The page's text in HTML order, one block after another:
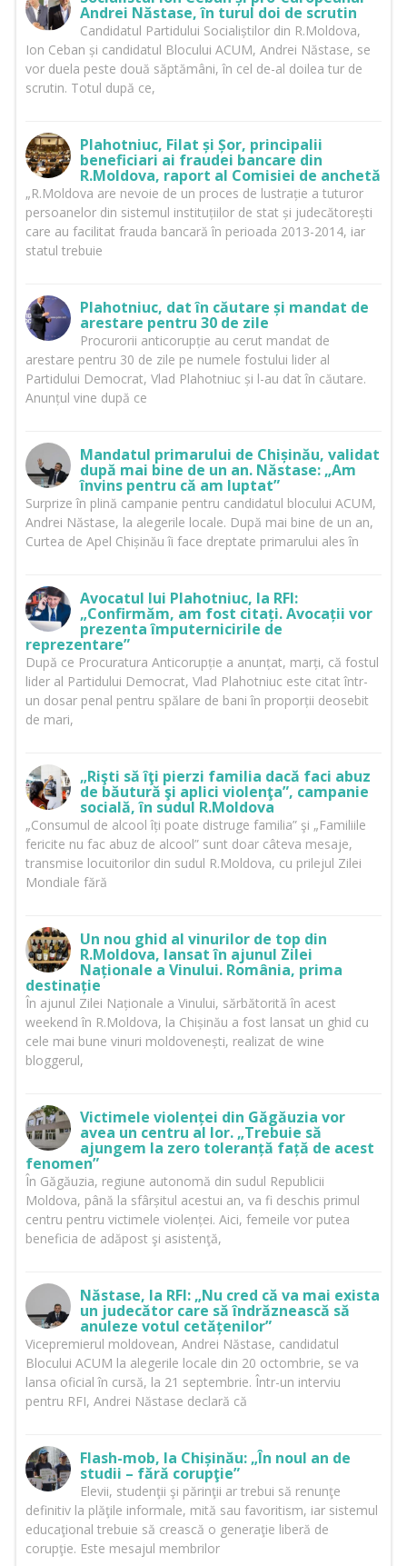
Andrei Năstase, în turul doi de scrutin
Candidatul Partidului Socialiștilor din R.Moldova,
Ion Ceban și candidatul Blocului ACUM, Andrei Năstase, se
vor duela peste două săptămâni, în cel de-al doilea tur de
scrutin. Totul după ce,
Plahotniuc, Filat și Șor, principalii
beneficiari ai fraudei bancare din
R.Moldova, raport al Comisiei de anchetă
„R.Moldova are nevoie de un proces de lustrație a tuturor
persoanelor din sistemul instituțiilor de stat și judecătorești
care au facilitat frauda bancară în perioada 2013-2014, iar
statul trebuie
Plahotniuc, dat în căutare și mandat de
arestare pentru 30 de zile
Procurorii anticorupție au cerut mandat de
arestare pentru 30 de zile pe numele fostului lider al
Partidului Democrat, Vlad Plahotniuc și l-au dat în căutare.
Anunțul vine după ce
Mandatul primarului de Chișinău, validat
după mai bine de un an. Năstase: „Am
învins pentru că am luptat”
Surprize în plină campanie pentru candidatul blocului ACUM,
Andrei Năstase, la alegerile locale. După mai bine de un an,
Curtea de Apel Chișinău îi face dreptate primarului ales în
Avocatul lui Plahotniuc, la RFI:
„Confirmăm, am fost citați. Avocații vor
prezenta împuternicirile de
reprezentare”
După ce Procuratura Anticorupție a anunțat, marți, că fostul
lider al Partidului Democrat, Vlad Plahotniuc este citat într-
un dosar penal pentru spălare de bani în proporții deosebit
de mari,
„Rişti să îţi pierzi familia dacă faci abuz
de băutură şi aplici violenţa”, campanie
socială, în sudul R.Moldova
„Consumul de alcool îți poate distruge familia” şi „Familiile
fericite nu fac abuz de alcool” sunt doar câteva mesaje,
transmise locuitorilor din sudul R.Moldova, cu prilejul Zilei
Mondiale fără
Un nou ghid al vinurilor de top din
R.Moldova, lansat în ajunul Zilei
Naționale a Vinului. România, prima
destinație
În ajunul Zilei Naționale a Vinului, sărbătorită în acest
weekend în R.Moldova, la Chișinău a fost lansat un ghid cu
cele mai bune vinuri moldovenești, realizat de wine
bloggerul,
Victimele violenței din Găgăuzia vor
avea un centru al lor. „Trebuie să
ajungem la zero toleranță față de acest
fenomen”
În Găgăuzia, regiune autonomă din sudul Republicii
Moldova, până la sfârșitul acestui an, va fi deschis primul
centru pentru victimele violenței. Aici, femeile vor putea
beneficia de adăpost şi asistenţă,
Năstase, la RFI: „Nu cred că va mai exista
un judecător care să îndrăznească să
anuleze votul cetățenilor”
Vicepremierul moldovean, Andrei Năstase, candidatul
Blocului ACUM la alegerile locale din 20 octombrie, se va
lansa oficial în cursă, la 21 septembrie. Într-un interviu
pentru RFI, Andrei Năstase declară că
Flash-mob, la Chișinău: „În noul an de
studii – fără corupţie”
Elevii, studenţii şi părinţii ar trebui să renunţe
definitiv la plăţile informale, mită sau favoritism, iar sistemul
educaţional trebuie să crească o generaţie liberă de
corupţie. Este mesajul membrilor